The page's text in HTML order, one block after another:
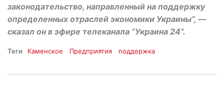
законодательство, направленный на поддержку
определенных отраслей экономики Украины”, —
сказал он в эфире телеканала “Украина 24”.
Теги Каменское Предприятия поддержка